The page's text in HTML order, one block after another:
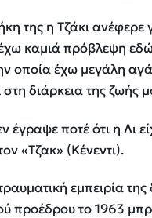
της η Τζάκι ανέφερε
καμιά πρόβλεψη
οποία έχω μεγάλη
στη διάρκεια της ζωής
έγραψε ποτέ ότι η Λι
«Τζακ» (Κένεντι).
εμπειρία
προέδρου το 1963